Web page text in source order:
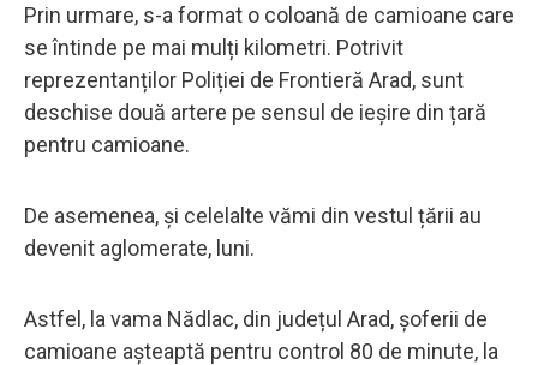
Prin urmare, s-a format o coloană de camioane care
se întinde pe mai mulți kilometri. Potrivit
reprezentanților Poliției de Frontieră Arad, sunt
deschise două artere pe sensul de ieșire din țară
pentru camioane.
De asemenea, și celelalte vămi din vestul țării au
devenit aglomerate, luni.
Astfel, la vama Nădlac, din județul Arad, șoferii de
camioane așteaptă pentru control 80 de minute, la